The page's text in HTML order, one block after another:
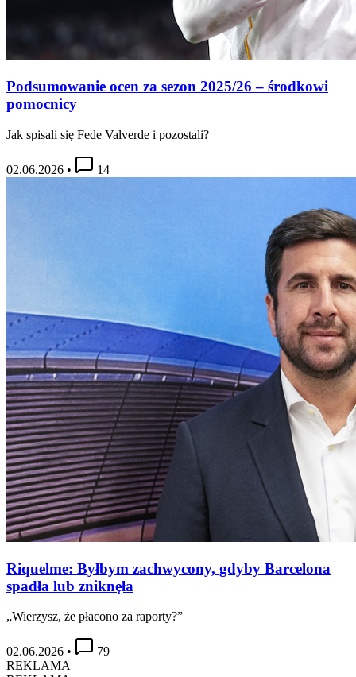
Podsumowanie ocen za sezon 2025/26 – środkowi
pomocnicy
Jak spisali się Fede Valverde i pozostali?
02.06.2026 • 14
Riquelme: Byłbym zachwycony, gdyby Barcelona
spadła lub zniknęła
„Wierzysz, że płacono za raporty?”
02.06.2026 •
79
REKLAMA